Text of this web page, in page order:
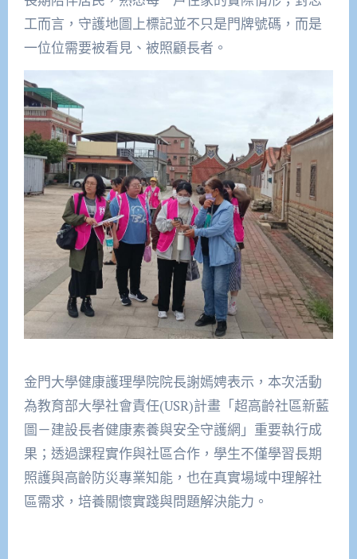
工而言，守護地圖上標記並不只是門牌號碼，而是
一位位需要被看見、被照顧長者。
金門大學健康護理學院院長謝嫣娉表示，本次活動
為教育部大學社會責任(USR)計畫「超高齡社區新藍
圖－建設長者健康素養與安全守護網」重要執行成
果；透過課程實作與社區合作，學生不僅學習長期
照護與高齡防災專業知能，也在真實場域中理解社
區需求，培養關懷實踐與問題解決能力。